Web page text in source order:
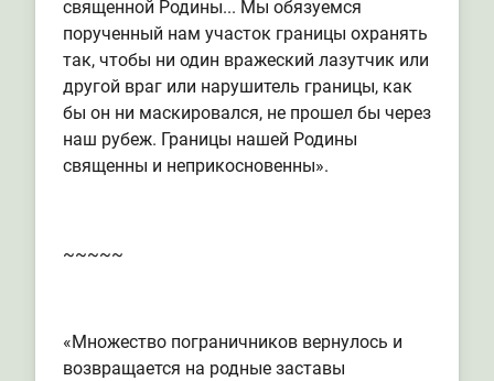
священной Родины... Мы обязуемся
порученный нам участок границы охранять
так, чтобы ни один вражеский лазутчик или
другой враг или нарушитель границы, как
бы он ни маскировался, не прошел бы через
наш рубеж. Границы нашей Родины
священны и неприкосновенны».
~~~~~
«Множество пограничников вернулось и
возвращается на родные заставы